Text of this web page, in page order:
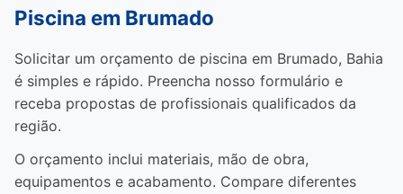
Piscina em Brumado
Solicitar um orçamento de piscina em Brumado, Bahia
é simples e rápido. Preencha nosso formulário e
receba propostas de profissionais qualificados da
região.
O orçamento inclui materiais, mão de obra,
equipamentos e acabamento. Compare diferentes